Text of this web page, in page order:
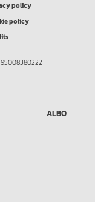
policy
policy
95008380222
ALBO